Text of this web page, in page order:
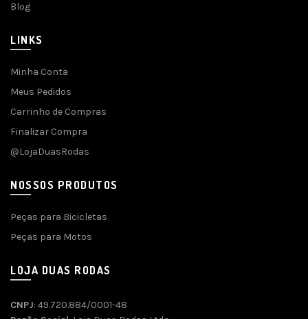
Blog
LINKS
Minha Conta
Meus Pedidos
Carrinho de Compras
Finalizar Compra
@LojaDuasRodas
NOSSOS PRODUTOS
Peças para Bicicletas
Peças para Motos
LOJA DUAS RODAS
CNPJ: 49.720.884/0001-48